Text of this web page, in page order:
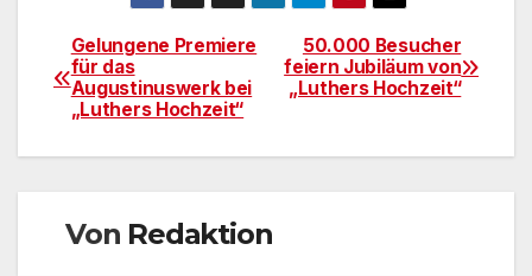
Beitragsnavigation
50.000 Besucher
feiern Jubiläum von
„Luthers Hochzeit“
Gelungene Premiere
für das
Augustinuswerk bei
„Luthers Hochzeit“
Von Redaktion